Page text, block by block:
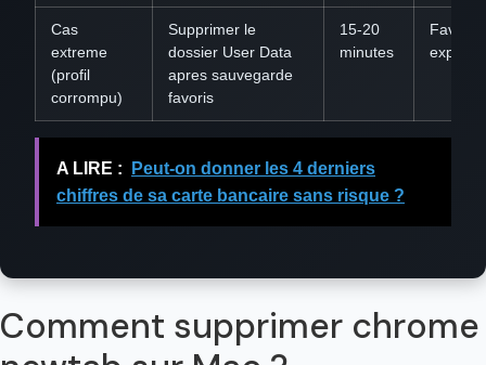
Cas
extreme
(profil
corrompu)
Supprimer le
dossier User Data
apres sauvegarde
favoris
15-20
minutes
Favoris
A LIRE :
Peut-on donner les 4 derniers
chiffres de sa carte bancaire sans risque ?
Comment supprimer chrome